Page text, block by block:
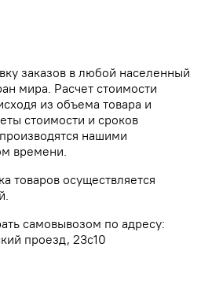
заказов в любой населенный
мира. Расчет стоимости
из объема товара и
стоимости и сроков
нашими
времени.
товаров осуществляется
самовывозом по адресу:
проезд, 23с10